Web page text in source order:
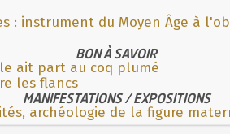
: instrument du Moyen Âge à
BON À SAVOIR
ait part au coq plumé
les flancs
MANIFESTATIONS / EXPOSITIONS
archéologie de la figure